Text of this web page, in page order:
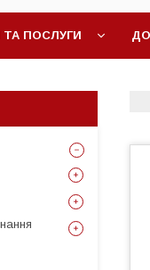
ТА ПОСЛУГИ